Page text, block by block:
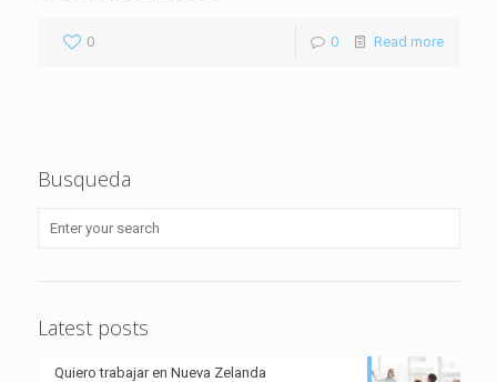
0 0 Read more
Busqueda
Latest posts
Quiero trabajar en Nueva Zelanda